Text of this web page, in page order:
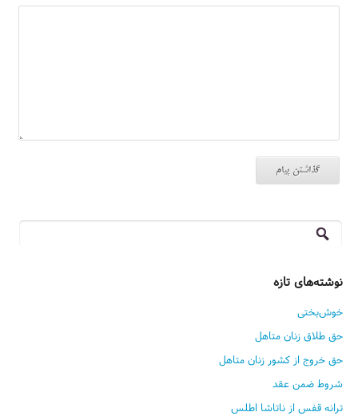
جستجو
برای:
نوشته‌های تازه
خوش‌بختی
حق طلاق زنان متاهل
حق خروج از کشور زنان متاهل
شروط ضمن عقد
ترانه قفس از ناتاشا اطلس